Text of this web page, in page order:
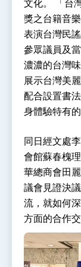
文化。 「台
獎之台籍音
表演台灣民
參眾議員及
濃濃的台灣
展示台灣美
配合設置書
身體驗特有的
同日經文處
會館蘇春槐
華總商會田
議會見證決
流，就如何
方面的合作